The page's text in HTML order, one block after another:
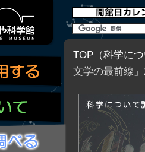
TOP（科学に
文学の最前線